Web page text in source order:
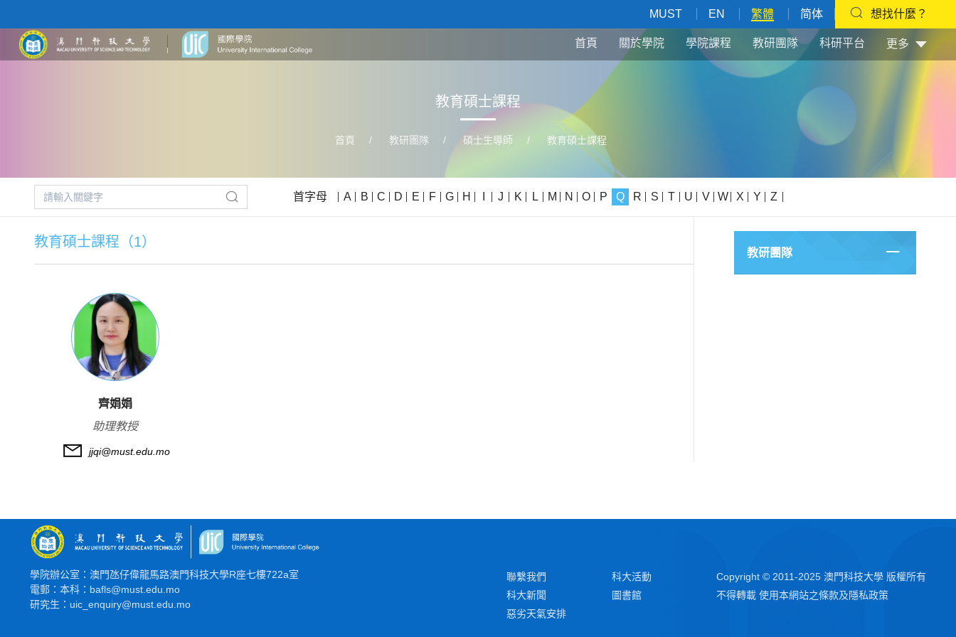
MUST EN 繁體 简体 想找什麼？
首頁 關於學院 學院課程 教研團隊 科研平台 更多
教育碩士課程
首頁 / 教研團隊 / 碩士生導師 / 教育碩士課程
首字母 A B C D E F G H J K L M N O P Q R S T U V W X Y Z
教育碩士課程（1）
齊娟娟
助理教授
jjqi@must.edu.mo
教研團隊
學院辦公室：澳門氹仔偉龍馬路澳門科技大學R座七樓722a室
電郵：本科：bafls@must.edu.mo
研究生：uic_enquiry@must.edu.mo
聯繫我們
科大活動
科大新聞
圖書館
惡劣天氣安排
Copyright © 2011-2025 澳門科技大學 版權所有
不得轉載 使用本網站之條款及隱私政策